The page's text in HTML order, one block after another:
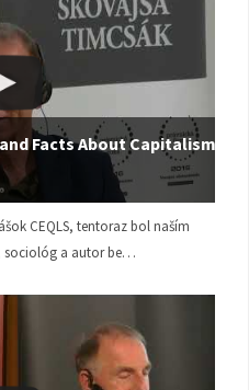
Facts About Capitalism |
CEQLS, tentoraz bol naším
sociológ a autor be…